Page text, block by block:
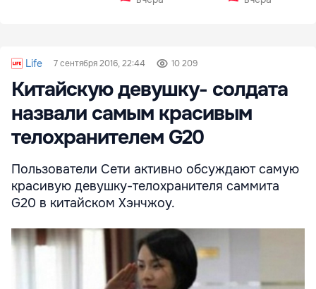
Life 7 сентября 2016, 22:44 10 209
Китайскую девушку- солдата
назвали самым красивым
телохранителем G20
Пользователи Сети активно обсуждают самую
красивую девушку-телохранителя саммита
G20 в китайском Хэнчжоу.